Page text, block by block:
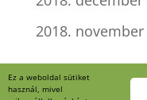
2018. november
Kategóriák
Ez a weboldal sütiket
használ, mivel